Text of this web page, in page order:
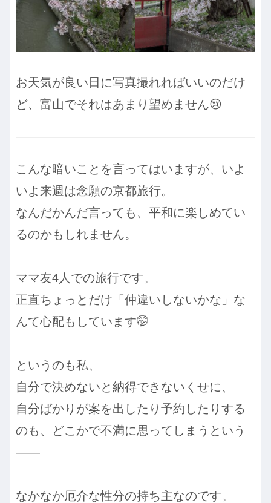
お天気が良い日に写真撮れればいいのだけ
ど、富山でそれはあまり望めません😢
こんな暗いことを言ってはいますが、いよ
いよ来週は念願の京都旅行。
なんだかんだ言っても、平和に楽しめてい
るのかもしれません。
ママ友4人での旅行です。
正直ちょっとだけ「仲違いしないかな」な
んて心配もしています🤭
というのも私、
自分で決めないと納得できないくせに、
自分ばかりが案を出したり予約したりする
のも、どこかで不満に思ってしまうという
——
なかなか厄介な性分の持ち主なのです。